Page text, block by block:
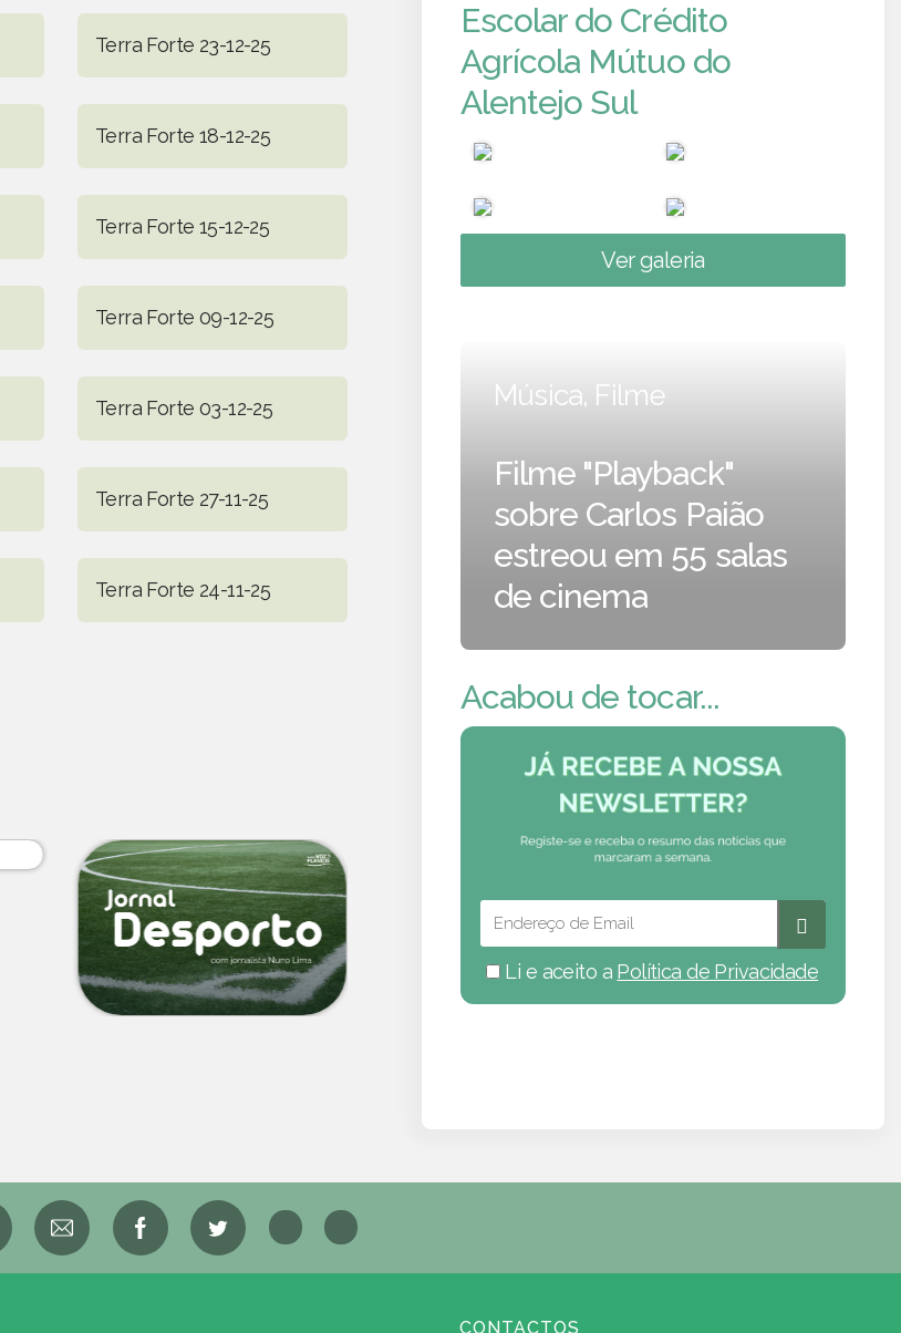
Terra Forte 23-12-25
Terra Forte 18-12-25
Terra Forte 15-12-25
Terra Forte 09-12-25
Terra Forte 03-12-25
Terra Forte 27-11-25
Terra Forte 24-11-25
Escolar do Crédito
Agrícola Mútuo do
Alentejo Sul
Ver galeria
Música, Filme
Filme "Playback"
sobre Carlos Paião
estreou em 55 salas
de cinema
Acabou de tocar...
Li e aceito a Política de Privacidade
CONTACTOS